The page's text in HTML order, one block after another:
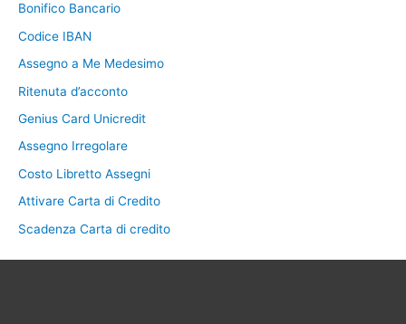
Bonifico Bancario
Codice IBAN
Assegno a Me Medesimo
Ritenuta d’acconto
Genius Card Unicredit
Assegno Irregolare
Costo Libretto Assegni
Attivare Carta di Credito
Scadenza Carta di credito